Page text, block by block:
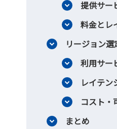
提供サー
料金とレ
リージョン
利用サー
レイテン
コスト・
まとめ